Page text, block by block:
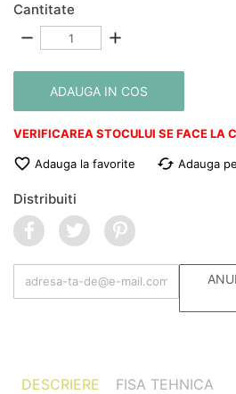
Cantitate
remove add
ADAUGA IN COS
VERIFICAREA STOCULUI SE FACE LA
 Adauga la favorite cached Adauga
Distribuiti
DESCRIERE FISA TEHNICA